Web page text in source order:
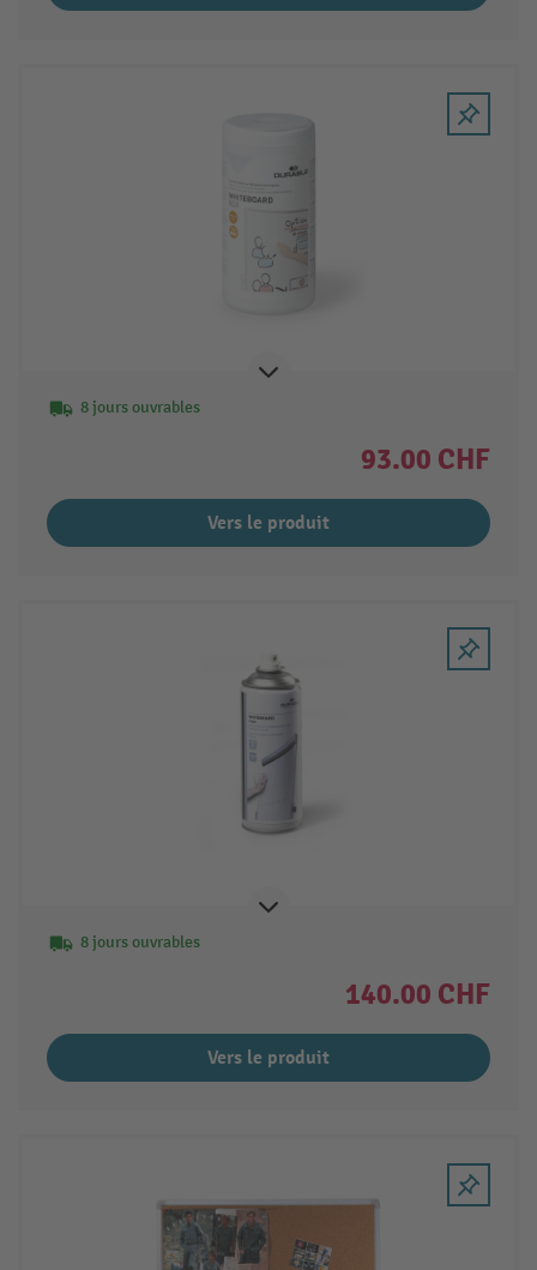
8 jours ouvrables
93.00 CHF
Vers le produit
8 jours ouvrables
140.00 CHF
Vers le produit